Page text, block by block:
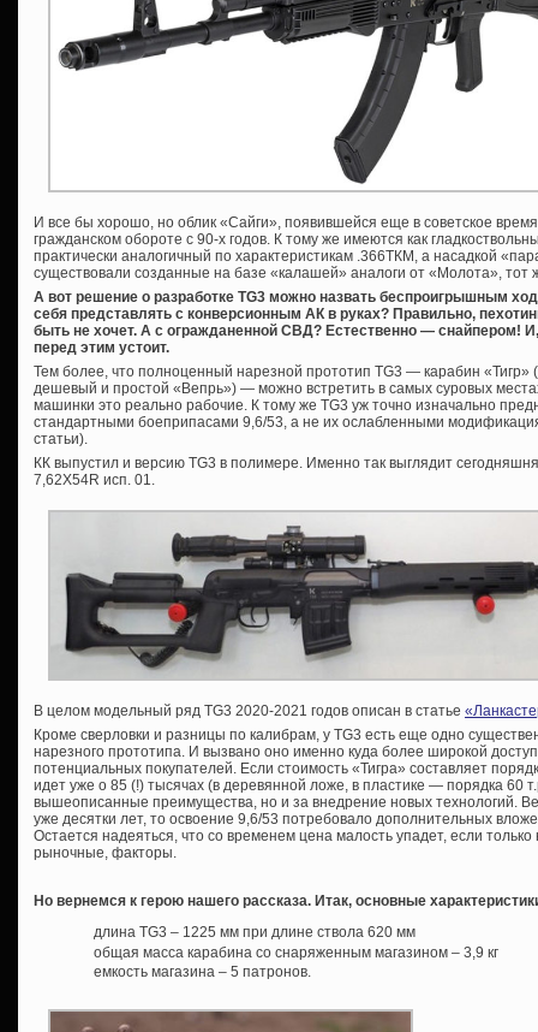
И все бы хорошо, но облик «Сайги», появившейся еще в советское
гражданском обороте с 90-х годов. К тому же имеются как
практически аналогичный по характеристикам .366ТКМ, а насадкой
существовали созданные на базе «калашей» аналоги от «Молота»,
А вот решение о разработке TG3 можно назвать беспроигрышным
себя представлять с конверсионным АК в руках? Правильно,
быть не хочет. А с огражданенной СВД? Естественно — снайпером! И,
перед этим устоит.
Тем более, что полноценный нарезной прототип TG3 — карабин «Тигр»
дешевый и простой «Вепрь») — можно встретить в самых суровых
машинки это реально рабочие. К тому же TG3 уж точно изначально
стандартными боеприпасами 9,6/53, а не их ослабленными
статьи).
КК выпустил и версию TG3 в полимере. Именно так выглядит
7,62Х54R исп. 01.
В целом модельный ряд TG3 2020-2021 годов описан в статье
Кроме сверловки и разницы по калибрам, у TG3 есть еще одно
нарезного прототипа. И вызвано оно именно куда более широкой
потенциальных покупателей. Если стоимость «Тигра» составляет
идет уже о 85 (!) тысячах (в деревянной ложе, в пластике — порядка 60
вышеописанные преимущества, но и за внедрение новых технологий.
уже десятки лет, то освоение 9,6/53 потребовало дополнительных
Остается надеяться, что со временем цена малость упадет, если
рыночные, факторы.
Но вернемся к герою нашего рассказа. Итак, основные
длина TG3 – 1225 мм при длине ствола 620 мм
общая масса карабина со снаряженным магазином – 3,9 кг
емкость магазина – 5 патронов.